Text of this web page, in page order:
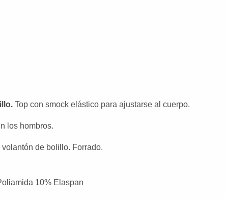
Top con smock elástico para ajustarse al cuerpo.
los hombros.
de bolillo. Forrado.
10% Elaspan